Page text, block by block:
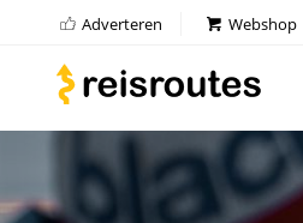
Adverteren Webshop